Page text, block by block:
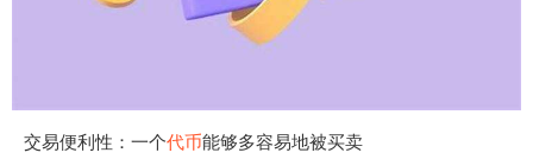
交易便利性：一个代币能够多容易地被买卖